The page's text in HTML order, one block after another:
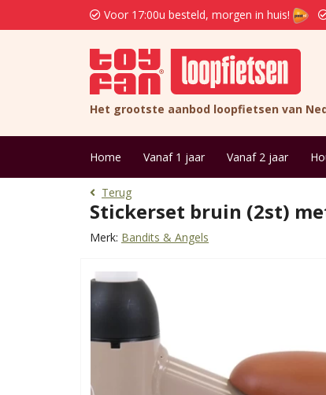
Voor 17:00u besteld, morgen in huis!
Het grootste aanbod loopfietsen van
Home Vanaf 1 jaar Vanaf 2 jaar
Terug
Stickerset bruin (2st)
Merk: Bandits & Angels